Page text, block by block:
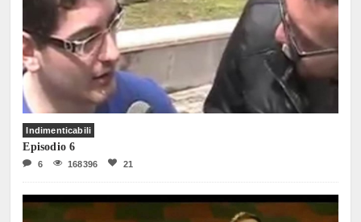
Indimenticabili
Episodio 6
6 168396 21